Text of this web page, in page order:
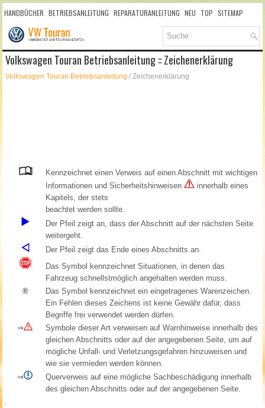
HANDBÜCHER BETRIEBSANLEITUNG REPARATURANLEITUNG NEU TOP SITEMAP
SUCHLAUF
Volkswagen Touran Betriebsanleitung :: Zeichenerklärung
Volkswagen Touran Betriebsanleitung / Zeichenerklärung
Kennzeichnet einen Verweis auf einen Abschnitt mit wichtigen
Informationen und Sicherheitshinweisen
innerhalb eines
Kapitels, der stets
beachtet werden sollte.
Der Pfeil zeigt an, dass der Abschnitt auf der nächsten Seite
weitergeht.
Der Pfeil zeigt das Ende eines Abschnitts an.
Das Symbol kennzeichnet Situationen, in denen das
Fahrzeug schnellstmöglich angehalten werden muss.
®
Das Symbol kennzeichnet ein eingetragenes Warenzeichen.
Ein Fehlen dieses Zeichens ist keine Gewähr dafür, dass
Begriffe frei verwendet werden dürfen.
⇒
Symbole dieser Art verweisen auf Warnhinweise innerhalb des
gleichen Abschnitts oder auf der angegebenen Seite, um auf
mögliche Unfall- und Verletzungsgefahren hinzuweisen und
wie sie vermieden werden können.
⇒
Querverweis auf eine mögliche Sachbeschädigung innerhalb
des gleichen Abschnitts oder auf der angegebenen Seite.